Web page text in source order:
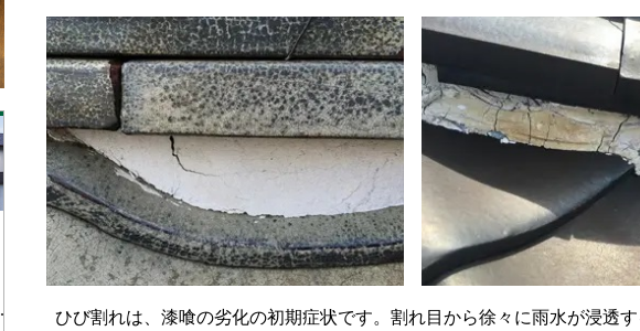
ひび割れは、漆喰の劣化の初期症状です。割れ目から徐々に雨水が浸透す